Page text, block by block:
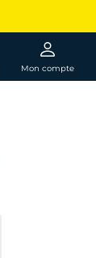
Mon compte